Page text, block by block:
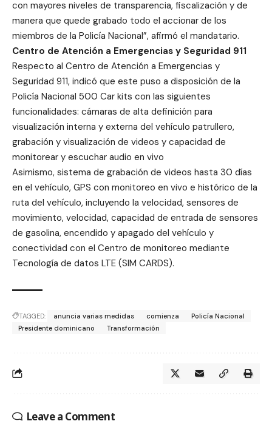
con mayores niveles de transparencia, fiscalización y de
manera que quede grabado todo el accionar de los
miembros de la Policía Nacional”, afirmó el mandatario.
Centro de Atención a Emergencias y Seguridad 911
Respecto al Centro de Atención a Emergencias y
Seguridad 911, indicó que este puso a disposición de la
Policía Nacional 500 Car kits con las siguientes
funcionalidades: cámaras de alta definición para
visualización interna y externa del vehículo patrullero,
grabación y visualización de videos y capacidad de
monitorear y escuchar audio en vivo
Asimismo, sistema de grabación de videos hasta 30 días
en el vehículo, GPS con monitoreo en vivo e histórico de la
ruta del vehículo, incluyendo la velocidad, sensores de
movimiento, velocidad, capacidad de entrada de sensores
de gasolina, encendido y apagado del vehículo y
conectividad con el Centro de monitoreo mediante
Tecnología de datos LTE (SIM CARDS).
TAGGED: anuncia varias medidas comienza
Policía Nacional
Presidente dominicano
Transformación
Leave a Comment